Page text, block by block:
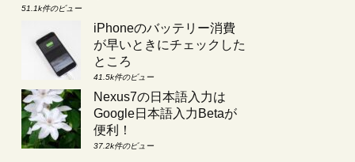
51.1k件のビュー
iPhoneのバッテリー消費
が早いときにチェックした
ところ
41.5k件のビュー
Nexus7の日本語入力は
Google日本語入力Betaが
便利！
37.2k件のビュー